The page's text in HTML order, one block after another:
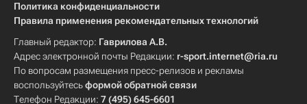
Политика конфиденциальности
Правила применения рекомендательных технологий
Главный редактор: Гаврилова А.В.
Адрес электронной почты Редакции: r-sport.internet@ria.ru
По вопросам размещения пресс-релизов и рекламы
воспользуйтесьформой обратной связи
Телефон Редакции: 7 (495) 645-6601